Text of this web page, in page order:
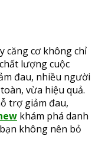
căng cơ không chỉ
lượng cuộc
đau, nhiều người
vừa hiệu quả.
trợ giảm đau,
khám phá danh
bạn không nên bỏ